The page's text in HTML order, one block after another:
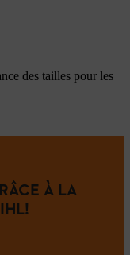
des tailles pour les
À LA